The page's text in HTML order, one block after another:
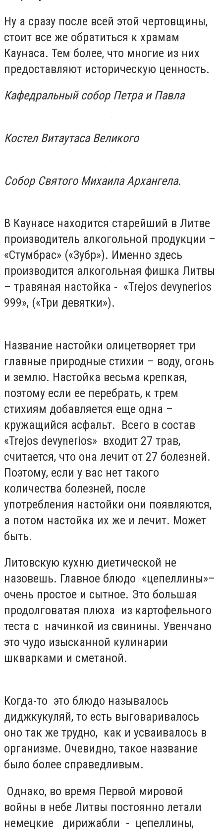
Ну а сразу после всей этой чертовщины,
стоит все же обратиться к храмам
Каунаса. Тем более, что многие из них
предоставляют историческую ценность.
Кафедральный собор Петра и Павла
Костел Витаутаса Великого
Собор Святого Михаила Архангела.
В Каунасе находится старейший в Литве
производитель алкогольной продукции –
«Стумбрас» («Зубр»). Именно здесь
производится алкогольная фишка Литвы
– травяная настойка - «Trejos devynerios
999», («Три девятки»).
Название настойки олицетворяет три
главные природные стихии – воду, огонь
и землю. Настойка весьма крепкая,
поэтому если ее перебрать, к трем
стихиям добавляется еще одна –
кружащийся асфальт. Всего в состав
«Trejos devynerios» входит 27 трав,
считается, что она лечит от 27 болезней.
Поэтому, если у вас нет такого
количества болезней, после
употребления настойки они появляются,
а потом настойка их же и лечит. Может
быть.
Литовскую кухню диетической не
назовешь. Главное блюдо «цепеллины»–
очень простое и сытное. Это большая
продолговатая плюха из картофельного
теста с начинкой из свинины. Увенчано
это чудо изысканной кулинарии
шкварками и сметаной.
Когда-то это блюдо называлось
диджкукуляй, то есть выговаривалось
оно так же трудно, как и усваивалось в
организме. Очевидно, такое название
было более справедливым.
Однако, во время Первой мировой
войны в небе Литвы постоянно летали
немецкие дирижабли - цепеллины,